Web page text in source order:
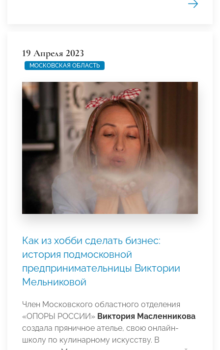
19 Апреля 2023
МОСКОВСКАЯ ОБЛАСТЬ
Как из хобби сделать бизнес:
история подмосковной
предпринимательницы Виктории
Мельниковой
Член Московского областного отделения
«ОПОРЫ РОССИИ» Виктория Масленникова
создала пряничное ателье, свою онлайн-
школу по кулинарному искусству. В